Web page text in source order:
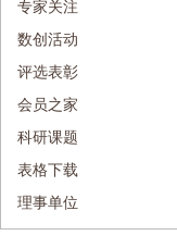
专家关注
数创活动
评选表彰
会员之家
科研课题
表格下载
理事单位